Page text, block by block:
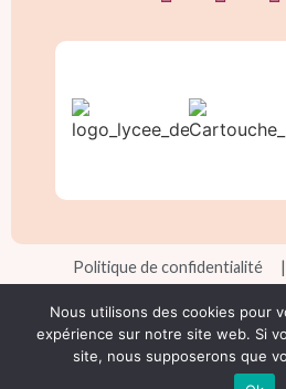
Politique de confidentialité |
Réalisation
Nous utilisons des cookies pour
expérience sur notre site web. Si
site, nous supposerons que
Engagé pour l’environnement :
carbone de notre site internet En